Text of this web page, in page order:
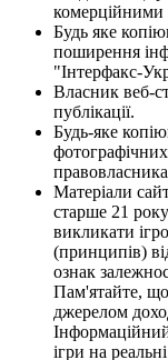
комерційними
Будь яке
поширення
"Інтерфакс-
Власник веб-
публікації.
Будь-яке
фотографічних
Матеріали
старше 21
викликати
(принципів)
ознак
Пам'ятайте, що
джерелом
ігри на